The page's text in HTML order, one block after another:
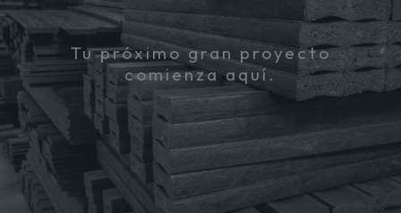
Tu próximo gran proyecto
comienza aquí.